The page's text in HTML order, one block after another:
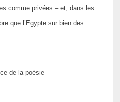
comme privées – et, dans les
que l’Egypte sur bien des
de la poésie